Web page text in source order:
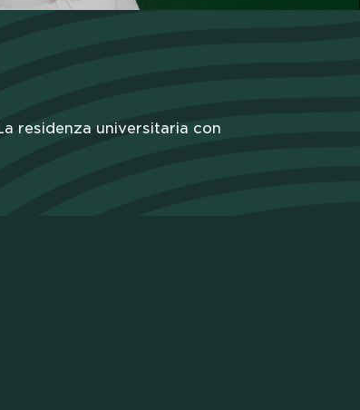
residenza universitaria con